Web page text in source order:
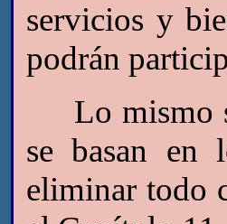
servicios y
podrán
Lo mismo
se basan en
eliminar todo